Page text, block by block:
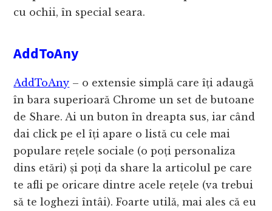
cu ochii, în special seara.
AddToAny
AddToAny – o extensie simplă care îți adaugă
în bara superioară Chrome un set de butoane
de Share. Ai un buton în dreapta sus, iar când
dai click pe el îți apare o listă cu cele mai
populare rețele sociale (o poți personaliza
dins etări) și poți da share la articolul pe care
te afli pe oricare dintre acele rețele (va trebui
să te loghezi întâi). Foarte utilă, mai ales că eu